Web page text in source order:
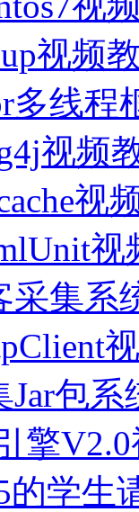
视频
多线
视频
视
视
采集系
Jar包
擎
学生